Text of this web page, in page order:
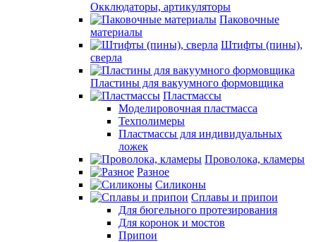
Окклюдаторы, артикуляторы
Паковочные
материалы
Штифты (пины),
сверла
Пластины для вакуумного формовщика
Пластмассы
Моделировочная пластмасса
Техполимеры
Пластмассы для индивидуальных
ложек
Проволока, кламеры
Разное
Силиконы
Сплавы и припои
Для бюгельного протезирования
Для коронок и мостов
Припои